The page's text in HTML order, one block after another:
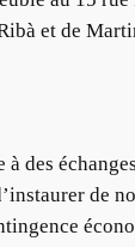
et de
des
de